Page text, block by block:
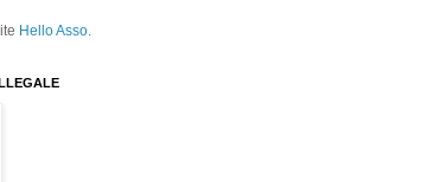
Hello Asso.